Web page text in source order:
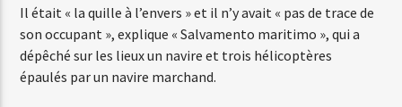
Il était « la quille à l’envers » et il n’y avait « pas de trace de
son occupant », explique « Salvamento maritimo », qui a
dépêché sur les lieux un navire et trois hélicoptères
épaulés par un navire marchand.